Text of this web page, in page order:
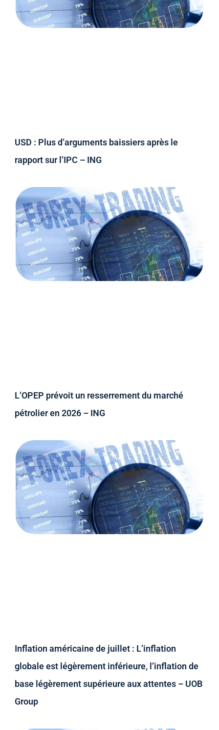
USD : Plus d’arguments baissiers après le
rapport sur l’IPC – ING
L’OPEP prévoit un resserrement du marché
pétrolier en 2026 – ING
Inflation américaine de juillet : L’inflation
globale est légèrement inférieure, l’inflation de
base légèrement supérieure aux attentes – UOB
Group